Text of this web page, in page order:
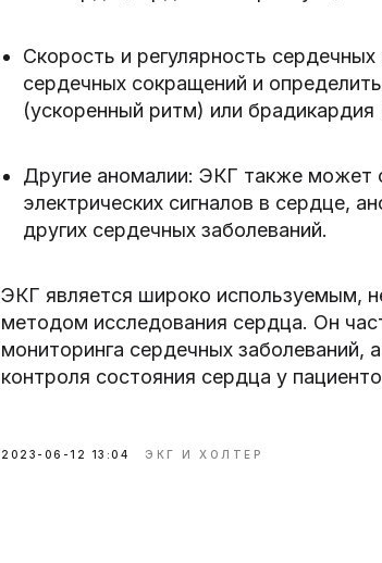
Скорость и регулярность
сердечных сокращений и
(ускоренный ритм) или
Другие аномалии: ЭКГ также может
электрических сигналов в сердце,
других сердечных заболеваний.
ЭКГ является широко используемым,
методом исследования сердца. Он
мониторинга сердечных заболеваний,
контроля состояния сердца у
2023-06-12 13:04 ЭКГ И ХОЛТЕР